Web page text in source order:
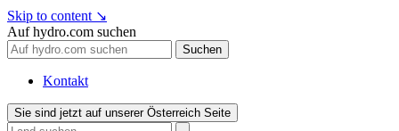
Skip to content ↘
Auf hydro.com suchen
Suchen
Kontakt
Sie sind jetzt auf unserer Österreich Seite